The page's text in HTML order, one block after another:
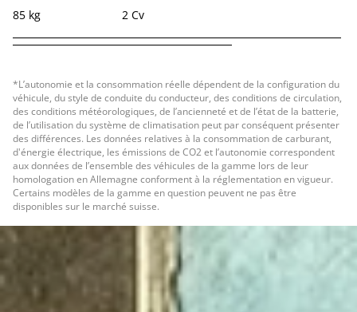
85 kg 2 Cv
*L’autonomie et la consommation réelle dépendent de la configuration du
véhicule, du style de conduite du conducteur, des conditions de circulation,
des conditions météorologiques, de l’ancienneté et de l’état de la batterie,
de l’utilisation du système de climatisation peut par conséquent présenter
des différences. Les données relatives à la consommation de carburant,
d'énergie électrique, les émissions de CO2 et l’autonomie correspondent
aux données de l’ensemble des véhicules de la gamme lors de leur
homologation en Allemagne conforment à la réglementation en vigueur.
Certains modèles de la gamme en question peuvent ne pas être
disponibles sur le marché suisse.